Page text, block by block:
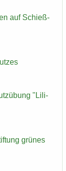
auf Schieß­
"Li­li­
grü­nes